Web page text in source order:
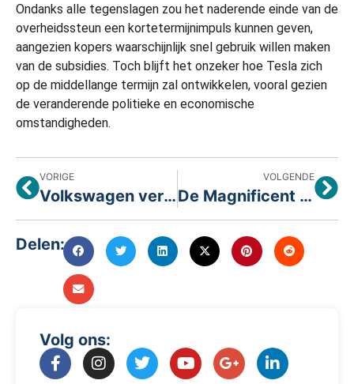
Ondanks alle tegenslagen zou het naderende einde van de
overheidssteun een kortetermijnimpuls kunnen geven,
aangezien kopers waarschijnlijk snel gebruik willen maken
van de subsidies. Toch blijft het onzeker hoe Tesla zich
op de middellange termijn zal ontwikkelen, vooral gezien
de veranderende politieke en economische
omstandigheden.
VORIGE
Volkswagen verlaagt de verwachtingen voor 2025 na een tariefschade van $1,5 miljard in de eerste half jaar
VOLGENDE
De Magnificent 7 rapportage: De AI-topspelers en de cyclusverliezers!
Delen:
Volg ons: